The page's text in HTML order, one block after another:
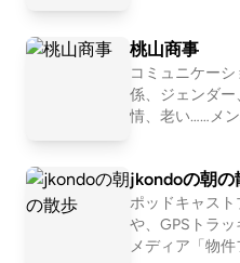
泊として来られ
わる場所になっ
だけではなく
ただいていま
→ https://
桃山商事
コミュニケー
係、ジェンダ
情、老い……メ
軍ラジオ」
愛よももやま
していました
員)、ワッコ(会
jkondoの朝の
ポッドキャスト
や、GPSトラ
メディア「物